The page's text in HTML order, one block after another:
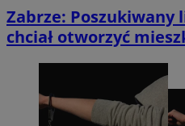
Zabrze: Poszukiwany
chciał otworzyć